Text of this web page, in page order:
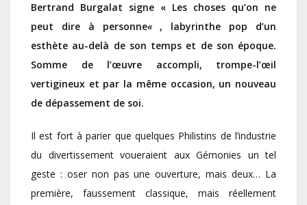
Bertrand Burgalat signe « Les choses qu’on ne
peut dire à personne« , labyrinthe pop d’un
esthète au-delà de son temps et de son époque.
Somme de l’œuvre accompli, trompe-l’œil
vertigineux et par la même occasion, un nouveau
de dépassement de soi.
Il est fort à parier que quelques Philistins de l’industrie
du divertissement voueraient aux Gémonies un tel
geste : oser non pas une ouverture, mais deux… La
première, faussement classique, mais réellement